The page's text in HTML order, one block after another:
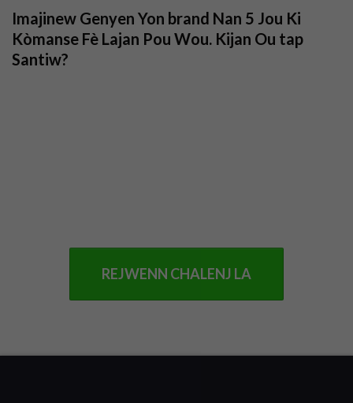
Imajinew Genyen Yon brand Nan 5 Jou Ki
Kòmanse Fè Lajan Pou Wou. Kijan Ou tap
Santiw?
REJWENN CHALENJ LA